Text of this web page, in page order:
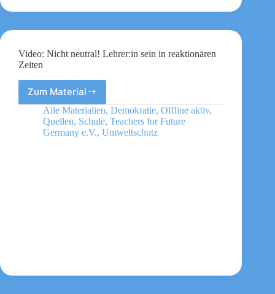
Video: Nicht neutral! Lehrer:in sein in reaktionären
Zeiten
Zum Material
Video:
Nicht
neutral!
Lehrer:in
Alle Materialien, Demokratie, Offline aktiv,
Quellen, Schule, Teachers for Future
Germany e.V., Umweltschutz